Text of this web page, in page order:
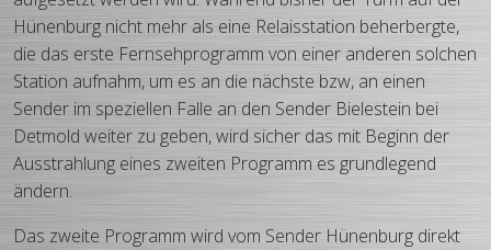
Hünenburg nicht mehr als eine Relaisstation beherbergte,
die das erste Fernsehprogramm von einer anderen solchen
Station aufnahm, um es an die nächste bzw, an einen
Sender im speziellen Falle an den Sender Bielestein bei
Detmold weiter zu geben, wird sicher das mit Beginn der
Ausstrahlung eines zweiten Programm es grundlegend
ändern.
Das zweite Programm wird vom Sender Hünenburg direkt